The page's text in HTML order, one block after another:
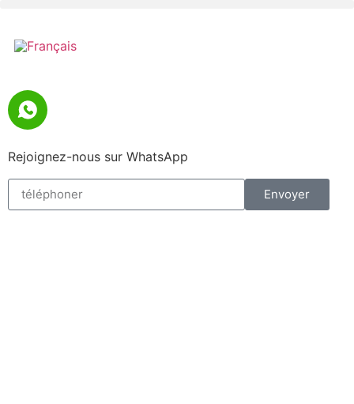
Rejoignez-nous sur WhatsApp
Envoyer